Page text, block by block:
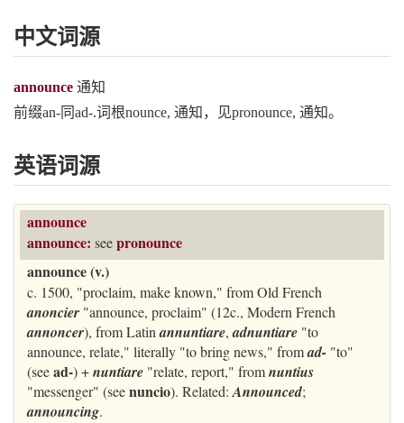
中文词源
announce 通知
前缀an-同ad-.词根nounce, 通知，见pronounce, 通知。
英语词源
announce
announce: seepronounce
announce (v.)
c. 1500, "proclaim, make known," from Old French
anoncier "announce, proclaim" (12c., Modern French
annoncer), from Latinannuntiare,adnuntiare "to
announce, relate," literally "to bring news," fromad- "to"
(seead-) +nuntiare "relate, report," fromnuntius
"messenger" (seenuncio). Related:Announced;
announcing.